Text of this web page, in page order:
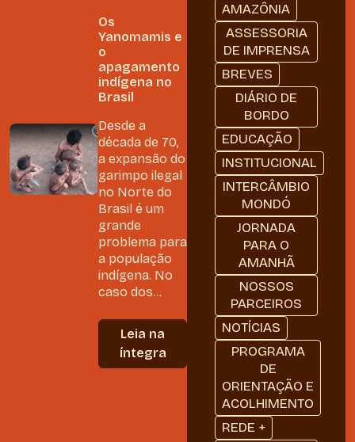
Os
Yanomamis e
o
apagamento
indígena no
Brasil
Desde a
década de 70,
a expansão do
garimpo ilegal
no Norte do
Brasil é um
grande
problema para
a população
indígena. No
caso dos...
Leia na
íntegra
AMAZÔNIA
ASSESSORIA
DE IMPRENSA
BREVES
DIÁRIO DE
BORDO
EDUCAÇÃO
INSTITUCIONAL
INTERCÂMBIO
MONDÓ
JORNADA
PARA O
AMANHÃ
NOSSOS
PARCEIROS
NOTÍCIAS
PROGRAMA
DE
ORIENTAÇÃO E
ACOLHIMENTO
REDE +